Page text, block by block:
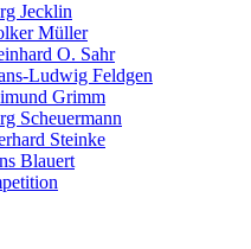
Jecklin
Müller
O. Sahr
Ludwig Feldgen
Grimm
Scheuermann
Steinke
Blauert